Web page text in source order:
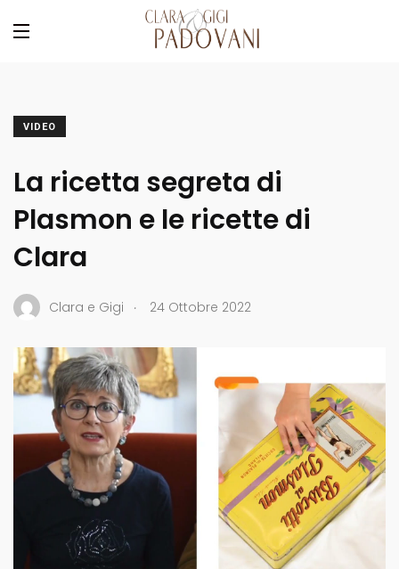
VIDEO
La ricetta segreta di
Plasmon e le ricette di
Clara
Clara e Gigi . 24 Ottobre 2022